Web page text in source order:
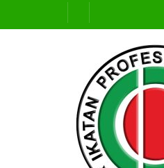
Open
Button